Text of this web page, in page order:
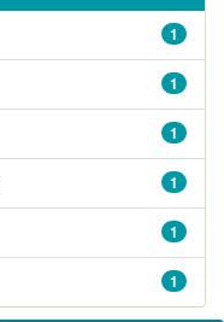
1
1
1
1
1
1